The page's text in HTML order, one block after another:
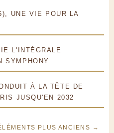
UNE VIE POUR LA
L'INTÉGRALE
SYMPHONY
À LA TÊTE DE
JUSQU'EN 2032
PLUS ANCIENS →